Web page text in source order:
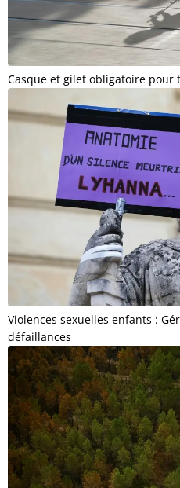
Casque et gilet obligatoire pour
Violences sexuelles enfants :
défaillances